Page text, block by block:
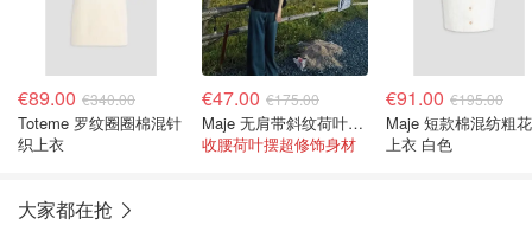
€89.00 €340.00
Toteme 罗纹圈圈棉混针
织上衣
€47.00 €175.00
Maje 无肩带斜纹荷叶边上衣
收腰荷叶摆超修饰身材
€91.00 €195.00
Maje 短款棉混纺粗
上衣 白色
大家都在抢